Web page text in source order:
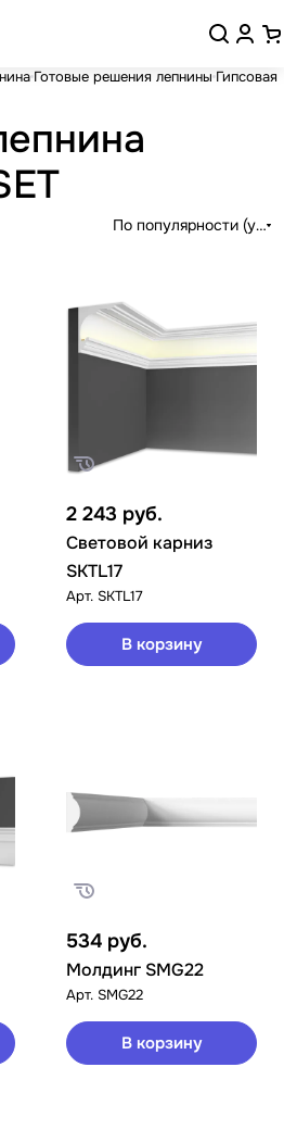
Готовые решения лепнины Гипсовая
По популярности
2 243 руб.
Световой карниз
SKTL17
Арт. SKTL17
В корзину
534 руб.
Молдинг SMG22
Арт. SMG22
В корзину